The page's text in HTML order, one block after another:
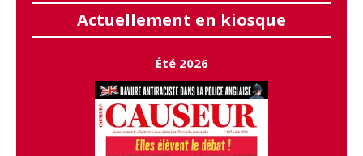
Actuellement en kiosque
Été 2026